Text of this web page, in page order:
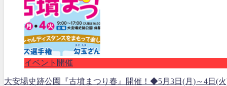
イベント開催
大安場史跡公園『古墳まつり春』開催！◆5月3日(月)～4日(